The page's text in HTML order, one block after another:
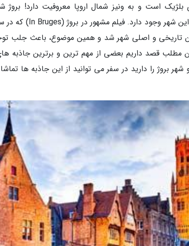
بلژیک است و به ونیز شمال اروپا معروفیت دارد!
تاریخی و اصلی شهر شد و همین موضوع، باعث جلب
قصد داریم بعضی از مهم ترین و برترین جاذبه
بروژ را دارید در سفر می توانید از این جاذبه ها تماشا